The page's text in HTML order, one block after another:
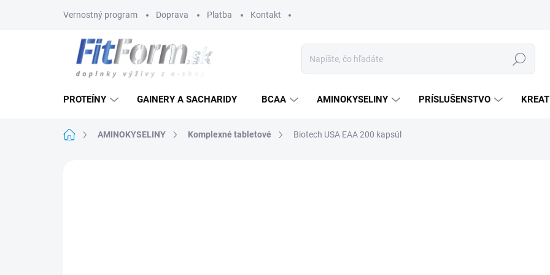
Vernostný program Doprava Platba Kontakt
Hľadať
PROTEÍNY GAINERY A SACHARIDY BCAA AMINOKYSELINY PRÍSLUŠENSTVO
DomovAMINOKYSELINY Komplexné tabletové Biotech USA EAA 200 kapsúl